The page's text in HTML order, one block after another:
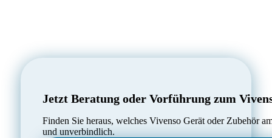
Jetzt Beratung oder Vorführung zum
Finden Sie heraus, welches Vivenso Gerät oder Zubehör
und unverbindlich.